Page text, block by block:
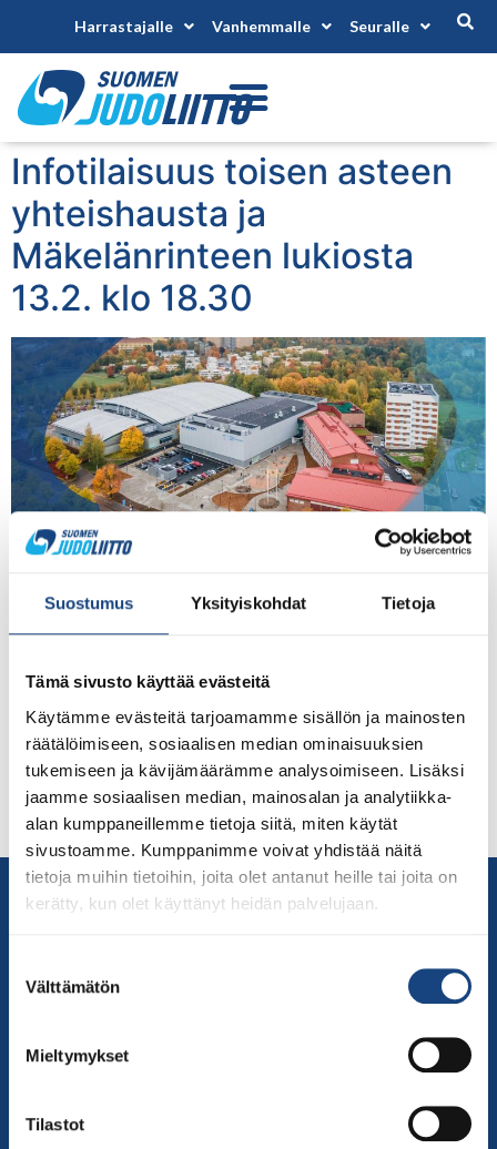
Suostumus Yksityiskohdat Tietoja
Tämä sivusto käyttää evästeitä
Käytämme evästeitä tarjoamamme sisällön ja mainosten
räätälöimiseen, sosiaalisen median ominaisuuksien
tukemiseen ja kävijämäärämme analysoimiseen. Lisäksi
jaamme sosiaalisen median, mainosalan ja analytiikka-
alan kumppaneillemme tietoja siitä, miten käytät
sivustoamme. Kumppanimme voivat yhdistää näitä
tietoja muihin tietoihin, joita olet antanut heille tai joita on
kerätty, kun olet käyttänyt heidän palvelujaan.
valinta
Välttämätön
Mieltymykset
Tilastot
Harrastajalle Vanhemmalle Seuralle
Infotilaisuus toisen asteen
yhteishausta ja
Mäkelänrinteen lukiosta
13.2. klo 18.30
Toisen asteen urheiluoppilaitoksiin haetaan kevään
infotilaisuuden Mäkelänrinteen lukion
judovalmennuksesta Teams-yhteydellä 13.2. klo 18:30.
heidän huoltajilleen ja valmentajilleen. Mukaan ovat
lämpimästi tervetulleita kaikki muutkin aiheesta
kiinnostuneet, kuten yläkouluikäisten vanhemmat,
vaikka yhteishaku ei vielä olisikaan edessä.
Infotilaisuuden yhteydessä Taina Saha pitää myös
luennon, joka on suunnattu nuorten […]
Yhteystiedot